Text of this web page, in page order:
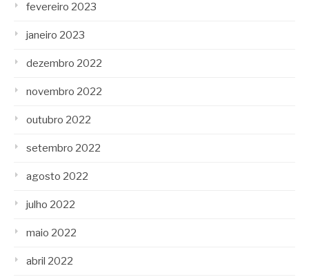
fevereiro 2023
janeiro 2023
dezembro 2022
novembro 2022
outubro 2022
setembro 2022
agosto 2022
julho 2022
maio 2022
abril 2022